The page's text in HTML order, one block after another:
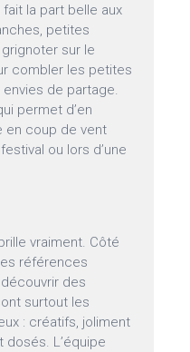
la part belle aux
petites
sur le
combler les petites
de partage.
permet d’en
en coup de vent
ou lors d’une
vraiment. Côté
références
des
surtout les
: créatifs, joliment
L’équipe